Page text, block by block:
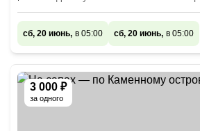
сб, 20 июнь, в 05:00 сб, 20 июнь, в 05:00
3 000 ₽
за одного